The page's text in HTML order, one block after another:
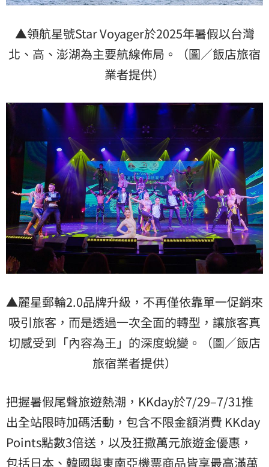
▲領航星號Star Voyager於2025年暑假以台灣
北、高、澎湖為主要航線佈局。（圖／飯店旅宿
業者提供）
▲麗星郵輪2.0品牌升級，不再僅依靠單一促銷來
吸引旅客，而是透過一次全面的轉型，讓旅客真
切感受到「內容為王」的深度蛻變。（圖／飯店
旅宿業者提供）
把握暑假尾聲旅遊熱潮，KKday於7/29–7/31推
出全站限時加碼活動，包含不限金額消費 KKday
Points點數3倍送，以及狂撒萬元旅遊金優惠，
包括日本、韓國與東南亞機票商品皆享最高滿萬